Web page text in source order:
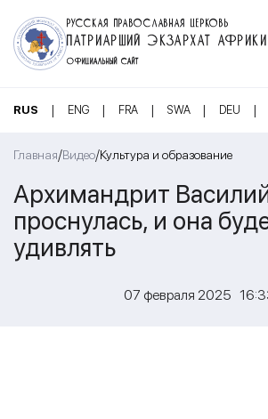
РУССКАЯ ПРАВОСЛАВНАЯ ЦЕРКОВЬ
ПАТРИАРШИЙ ЭКЗАРХАТ АФРИКИ
ОФИЦИАЛЬНЫЙ САЙТ
RUS | ENG | FRA | SWA | DEU |
Главная/Видео/Культура и образование
Архимандрит
проснулась, и она
удивлять
07 февраля 2025